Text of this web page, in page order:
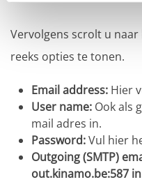
Vervolgens scrolt u
reeks opties te tonen.
Email address: Hier
User name: Ook als
mail adres in.
Password:Vul hier
Outgoing (SMTP) e
out.kinamo.be:587